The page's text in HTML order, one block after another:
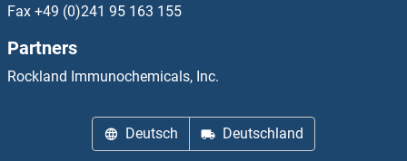
HIST1H3D Antikörper
HIST1H3E Antikörper
HIST1H4H Antikörper
Fax +49 (0)241 95 163 155
Partners
Rockland Immunochemicals, Inc.
Deutsch Deutschland